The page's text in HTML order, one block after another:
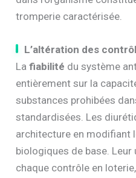
tromperie caractérisée.
L’altération des
Lafiabilité du système
entièrement sur la
substances prohibées
standardisées. Les
architecture en modifiant
biologiques de base.
chaque contrôle en